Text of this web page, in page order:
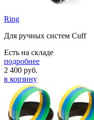
Ring
Для ручных систем Cuff
Есть на складе
подробнее
2 400 руб.
в корзину